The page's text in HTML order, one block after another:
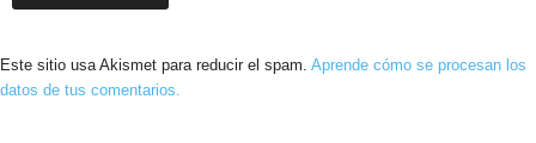
Este sitio usa Akismet para reducir el spam. Aprende cómo se procesan los
datos de tus comentarios.